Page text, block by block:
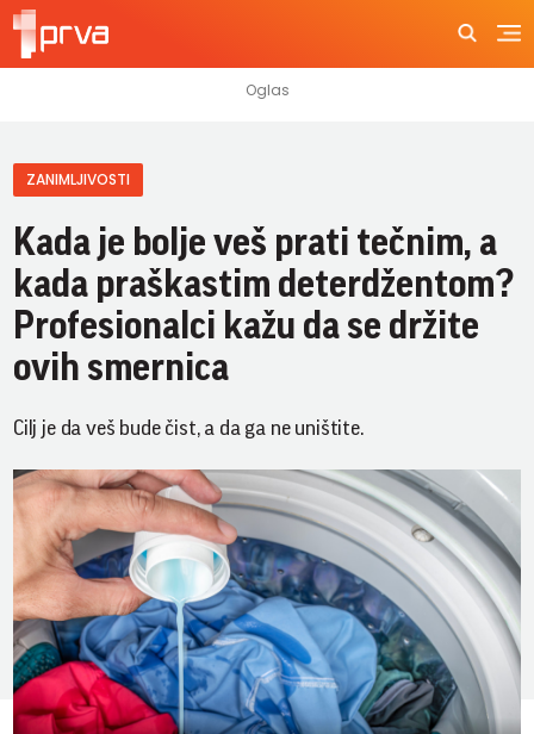
ZANIMLJIVOSTI
Kada je bolje veš prati tečnim, a
kada praškastim deterdžentom?
Profesionalci kažu da se držite
ovih smernica
Cilj je da veš bude čist, a da ga ne uništite.